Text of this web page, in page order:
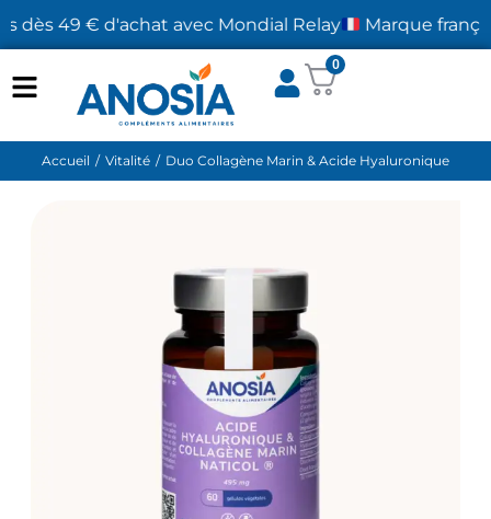
49 € d'achat avec Mondial Relay Marque
0
Vous êtes ici :
Accueil Vitalité Duo Collagène Marin & Acide Hyaluronique